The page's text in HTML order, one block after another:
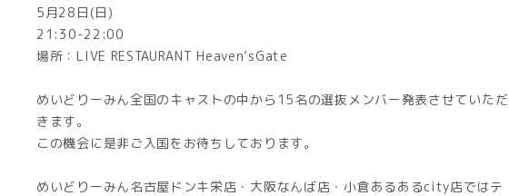
5月28日(日)
21:30-22:00
場所：LIVE RESTAURANT Heaven’sGate
めいどりーみん全国のキャストの中から15名の選抜メンバー発表させていただ
きます。
この機会に是非ご入国をお待ちしております。
めいどりーみん名古屋ドンキ栄店・大阪なんば店・小倉あるあるcity店ではテ